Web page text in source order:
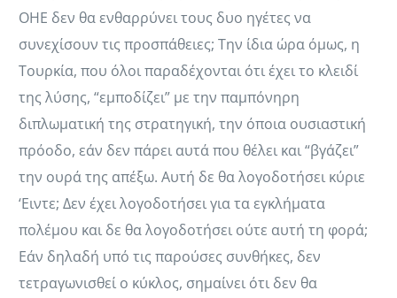
ΟΗΕ δεν θα ενθαρρύνει τους δυο ηγέτες να
συνεχίσουν τις προσπάθειες; Την ίδια ώρα όμως, η
Τουρκία, που όλοι παραδέχονται ότι έχει το κλειδί
της λύσης, “εμποδίζει” με την παμπόνηρη
διπλωματική της στρατηγική, την όποια ουσιαστική
πρόοδο, εάν δεν πάρει αυτά που θέλει και “βγάζει”
την ουρά της απέξω. Αυτή δε θα λογοδοτήσει κύριε
‘Ειντε; Δεν έχει λογοδοτήσει για τα εγκλήματα
πολέμου και δε θα λογοδοτήσει ούτε αυτή τη φορά;
Εάν δηλαδή υπό τις παρούσες συνθήκες, δεν
τετραγωνισθεί ο κύκλος, σημαίνει ότι δεν θα